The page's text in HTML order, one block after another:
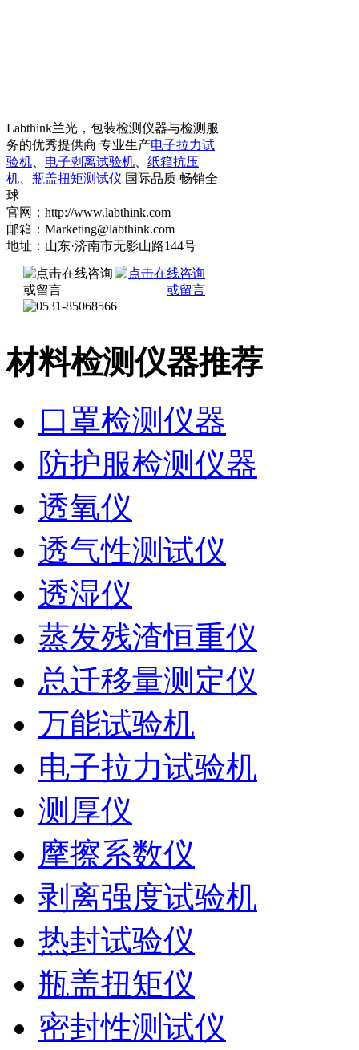
Labthink兰光，包装检测仪器与检测服
务的优秀提供商 专业生产电子拉力试
验机
电子剥离试验机
纸箱抗压
机
瓶盖扭矩测试仪 国际品质 畅销全
球
官网：http://www.labthink.com
邮箱：Marketing@labthink.com
地址：山东·济南市无影山路144号
材料检测仪器推荐
口罩检测仪器
防护服检测仪器
透氧仪
透气性测试仪
透湿仪
蒸发残渣恒重仪
总迁移量测定仪
万能试验机
电子拉力试验机
测厚仪
摩擦系数仪
剥离强度试验机
热封试验仪
瓶盖扭矩仪
密封性测试仪